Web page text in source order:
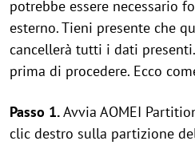
potrebbe essere necessario
esterno. Tieni presente che
cancellerà tutti i dati
prima di procedere. Ecco
Passo 1.Avvia AOMEI
clic destro sulla partizione